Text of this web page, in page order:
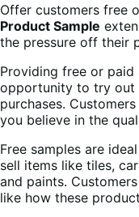
Offer customers free
Product Sample
the pressure off their
Providing free or paid
opportunity to try out
purchases.
you believe in the
Free samples are
sell items like tiles,
and paints.
like how these